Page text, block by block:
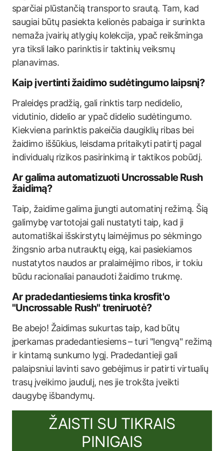
sparčiai plūstančią transporto srautą. Tam, kad
saugiai būtų pasiekta kelionės pabaiga ir surinkta
nemaža įvairių atlygių kolekcija, ypač reikšminga
yra tiksli laiko parinktis ir taktinių veiksmų
planavimas.
Kaip įvertinti žaidimo sudėtingumo laipsnį?
Praleidęs pradžią, gali rinktis tarp nedidelio,
vidutinio, didelio ar ypač didelio sudėtingumo.
Kiekviena parinktis pakeičia daugiklių ribas bei
žaidimo iššūkius, leisdama pritaikyti patirtį pagal
individualų rizikos pasirinkimą ir taktikos pobūdį.
Ar galima automatizuoti Uncrossable Rush
žaidimą?
Taip, žaidime galima įjungti automatinį režimą. Šią
galimybę vartotojai gali nustatyti taip, kad ji
automatiškai išskirstytų laimėjimus po sėkmingo
žingsnio arba nutrauktų eigą, kai pasiekiamos
nustatytos naudos ar pralaimėjimo ribos, ir tokiu
būdu racionaliai panaudoti žaidimo trukmę.
Ar pradedantiesiems tinka krosfit'o
"Uncrossable Rush" treniruotė?
Be abejo! Žaidimas sukurtas taip, kad būtų
įperkamas pradedantiesiems – turi "lengvą" režimą
ir kintamą sunkumo lygį. Pradedantieji gali
palaipsniui lavinti savo gebėjimus ir patirti virtualių
trasų įveikimo jaudulį, nes jie trokšta įveikti
daugybę išbandymų.
ŽAISTI SU TIKRAIS
PINIGAIS